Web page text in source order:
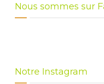
Nous sommes sur
Notre Instagram